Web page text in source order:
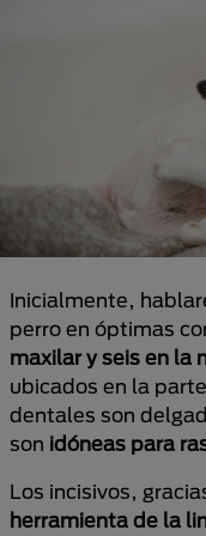
Inicialmente,
perro en óptimas
maxilar y seis en la
ubicados en la
dentales son
son idóneas para
Los incisivos,
herramienta de la